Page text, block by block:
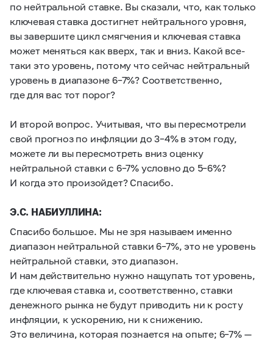
по нейтральной ставке. Вы сказали, что, как только
ключевая ставка достигнет нейтрального уровня,
вы завершите цикл смягчения и ключевая ставка
может меняться как вверх, так и вниз. Какой все-
таки это уровень, потому что сейчас нейтральный
уровень в диапазоне6–7%? Соответственно,
где для вас тот порог?
И второй вопрос. Учитывая, что вы пересмотрели
свой прогноз по инфляции до3–4%в этом году,
можете ли вы пересмотреть вниз оценку
нейтральной ставки с 6–7% условно до 5–6%?
И когда это произойдет? Спасибо.
Э.С. НАБИУЛЛИНА:
Спасибо большое. Мы не зря называем именно
диапазон нейтральной ставки6–7%, это не уровень
нейтральной ставки, это диапазон.
И нам действительно нужно нащупать тот уровень,
где ключевая ставка и, соответственно, ставки
денежного рынка не будут приводить ни к росту
инфляции, к ускорению, ни к снижению.
Это величина, которая познается на опыте; 6–7% —